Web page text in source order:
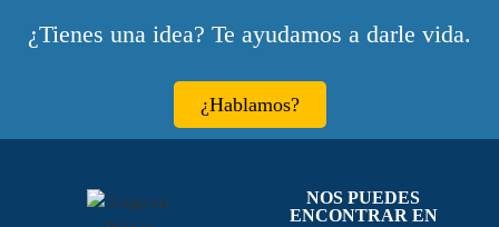
¿Tienes una idea? Te ayudamos a darle vida.
¿Hablamos?
NOS PUEDES
ENCONTRAR EN